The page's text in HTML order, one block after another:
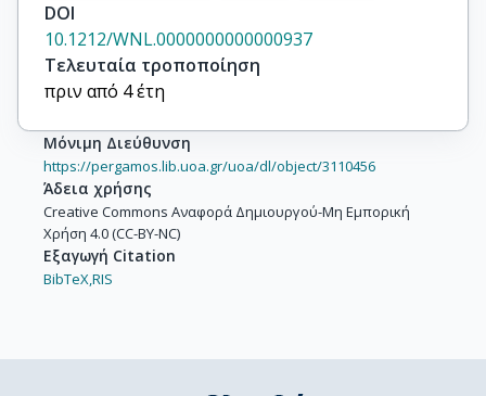
DOI
10.1212/WNL.0000000000000937
Τελευταία τροποποίηση
πριν από 4 έτη
Μόνιμη Διεύθυνση
https://pergamos.lib.uoa.gr/uoa/dl/object/3110456
Άδεια χρήσης
Creative Commons Αναφορά Δημιουργού-Μη Εμπορική
Χρήση 4.0 (CC-BY-NC)
Εξαγωγή Citation
BibTeX,RIS